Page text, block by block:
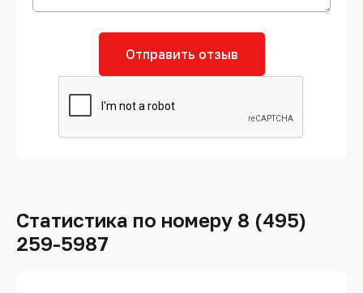
Отправить отзыв
Статистика по номеру 8 (495)
259-5987